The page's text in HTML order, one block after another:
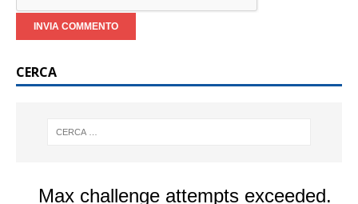
CERCA